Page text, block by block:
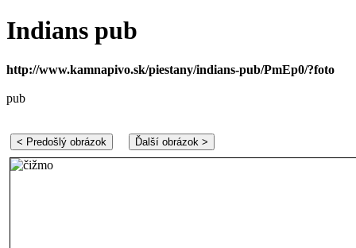
Indians pub
http://www.kamnapivo.sk/piestany/indians-pub/PmEp0/?foto
pub